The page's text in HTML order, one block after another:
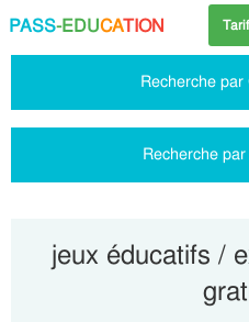
PASS-EDUCATION
Recherche par
Recherche
jeux éducatifs /